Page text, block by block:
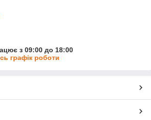
з 09:00 до 18:00
графік роботи